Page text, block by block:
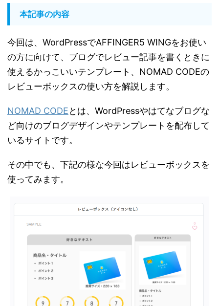
本記事の内容
今回は、WordPressでAFFINGER5 WINGをお使い
の方に向けて、ブログでレビュー記事を書くときに
使えるかっこいいテンプレート、NOMAD CODEの
レビューボックスの使い方を解説します。
NOMAD CODEとは、WordPressやはてなブログな
ど向けのブログデザインやテンプレートを配布して
いるサイトです。
その中でも、下記の様な今回はレビューボックスを
使ってみます。